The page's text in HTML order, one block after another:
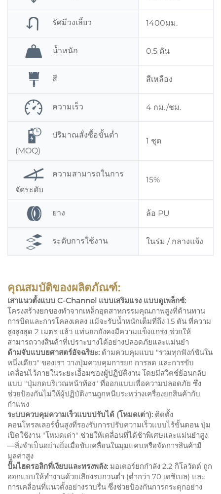
รัศมีวงเลี้ยว 1400มม.
น้ำหนัก 0.5 ตัน
สี สีเหลือง
ความเร็ว 4 กม./ชม.
ปริมาณสั่งซื้อขั้นต่ำ
(MOQ)
1 ชุด
ความสามารถในการ
จัดระดับ
15%
ยาง ล้อ PU
ระดับการใช้งาน ในร่ม / กลางแจ้ง
คุณสมบัติของผลิตภัณฑ์:
เสาแนวตั้งแบบ C-Channel แบบเสริมแรง แบบดูเพล็กซ์:
โครงสร้างยกของทำจากเหล็กอุตสาหกรรมคุณภาพสูงที่ต้านทาน
การบิดและการโคลงเคลง แม้จะรับน้ำหนักเต็มที่ถึง 1.5 ตัน ที่ความ
สูงสูงสุด 2 เมตร แล้ว แท่นยกยังคงมีความแข็งแกร่ง ช่วยให้
สามารถวางสินค้าที่เปราะบางได้อย่างปลอดภัยและแม่นยำ
ด้ามจับแบบยศาสตร์อัจฉริยะ: ด้ามควบคุมแบบ "รวมทุกฟังก์ชันใน
หนึ่งเดียว" ของเรา วางปุ่มควบคุมการยก การลด และการขับ
เคลื่อนไว้ภายในระยะเอื้อมของผู้ปฏิบัติงาน โดยมีสวิตช์ย้อนกลับ
แบบ "ปุ่มกดบริเวณหน้าท้อง" ที่ออกแบบเพื่อความปลอดภัย ซึ่ง
ช่วยป้องกันไม่ให้ผู้ปฏิบัติงานถูกหนีบระหว่างเครื่องยกสินค้ากับ
กำแพง
ระบบควบคุมความเร็วแบบปรับได้ (โหมดเต่า): ติดตั้ง
คอนโทรลเลอร์ขั้นสูงที่รองรับการปรับความเร็วแบบไร้ขั้นตอน ปุ่ม
เปิดใช้งาน "โหมดเต่า" ช่วยให้เคลื่อนที่ได้ช้าพิเศษและแม่นยำสูง
—สิ่งจำเป็นอย่างยิ่งเมื่อขับเคลื่อนในมุมแคบหรือจัดการสินค้ามี
มูลค่าสูง
ปั๊มไฮดรอลิกที่เงียบและทรงพลัง: มอเตอร์ยกกำลัง 2.2 กิโลวัตต์ ถูก
ออกแบบให้ทำงานด้วยเสียงรบกวนต่ำ (ต่ำกว่า 70 เดซิเบล) และ
การเคลื่อนที่แนวตั้งอย่างราบรื่น ซึ่งช่วยป้องกันการกระตุกอย่าง